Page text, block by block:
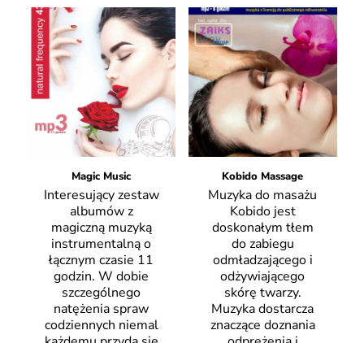
Magic Music
Interesujący zestaw
albumów z
magiczną muzyką
instrumentalną o
łącznym czasie 11
godzin. W dobie
szczególnego
natężenia spraw
codziennych niemal
Kobido Massage
Muzyka do masażu
Kobido jest
doskonałym tłem
do zabiegu
odmładzającego i
odżywiającego
skórę twarzy.
Muzyka dostarcza
znaczące doznania